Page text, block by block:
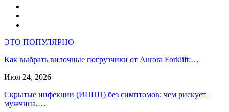
ЭТО ПОПУЛЯРНО
Как выбрать вилочные погрузчики от Aurora Forklift:…
Июл 24, 2026
Скрытые инфекции (ИППП) без симптомов: чем рискует
мужчина,…